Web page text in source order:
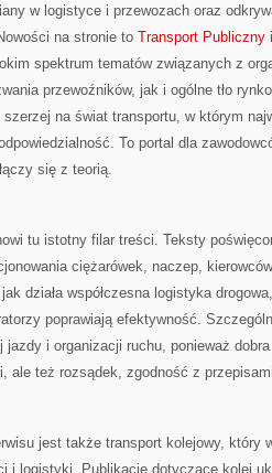
w logistyce i przewozach oraz
na stronie to Transport Publiczny
spektrum tematów związanych z
przewoźników, jak i ogólne tło
na świat transportu, w którym
To portal dla
się z teorią.
tu istotny filar treści. Teksty
ciężarówek, naczep,
działa współczesna logistyka
poprawiają efektywność.
jazdy i organizacji ruchu, ponieważ
ale też rozsądek, zgodność z
jest także transport kolejowy, który
i logistyki. Publikacje dotyczące kolei